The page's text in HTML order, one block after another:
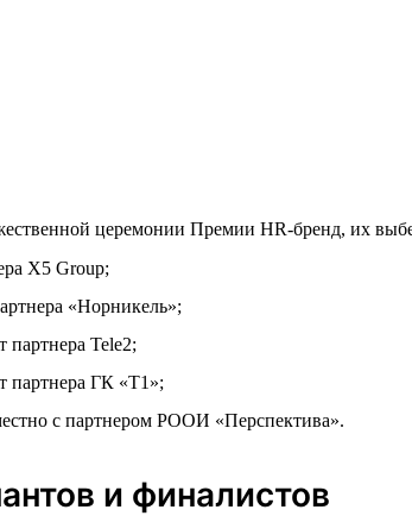
церемонии Премии HR-бренд, их
X5 Group;
«Норникель»;
Tele2;
партнера ГК «Т1»;
с партнером РООИ «Перспектива».
и финалистов